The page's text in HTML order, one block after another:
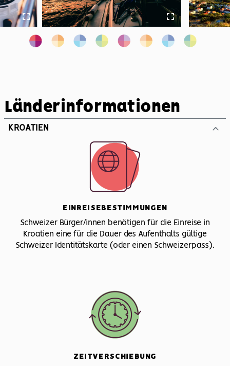
Länderinformationen
KROATIEN
EINREISEBESTIMMUNGEN
Schweizer Bürger/innen benötigen für die Einreise in
Kroatien eine für die Dauer des Aufenthalts gültige
Schweizer Identitätskarte (oder einen Schweizerpass).
ZEITVERSCHIEBUNG